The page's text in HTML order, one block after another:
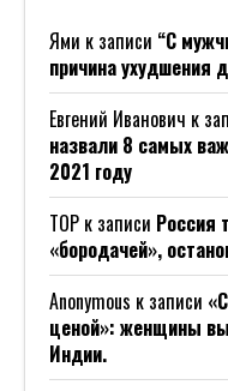
Ями к записи “С
причина ухудшения
Евгений Иванович к
назвали 8 самых
2021 году
ТОР к записи Россия
«бородачей»,
Anonymous к записи
ценой»: женщины
Индии.